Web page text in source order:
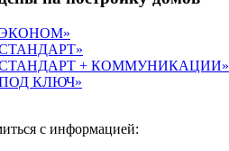
«СТАНДАРТ + КОММУНИКАЦИИ»
КЛЮЧ»
с информацией: